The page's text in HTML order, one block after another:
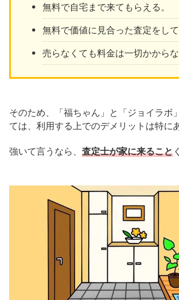
無料で自宅まで来てもらえる。
無料で価値に見合った査定をして
売らなくても料金は一切かからな
そのため、「福ちゃん」と「ジョイラボ
ては、利用する上でのデメリットは特に
強いて言うなら、 査定士が家に来ること